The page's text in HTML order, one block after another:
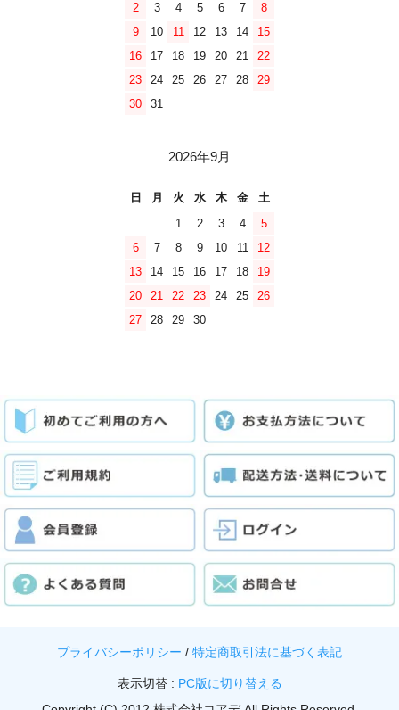
2
3 4 5 6 7
8
9
10 11 12 13 14
15
16
17 18 19 20 21
22
23
24 25 26 27 28
29
30
31
2026年9月
日 月 火 水 木 金
土
1
2 3 4
5
6
7 8 9 10 11
12
13
14 15 16 17 18
19
20
21 22 23 24 25
26
27
28 29 30
プライバシーポリシー / 特定商取引法に基づく表記
表示切替 : PC版に切り替える